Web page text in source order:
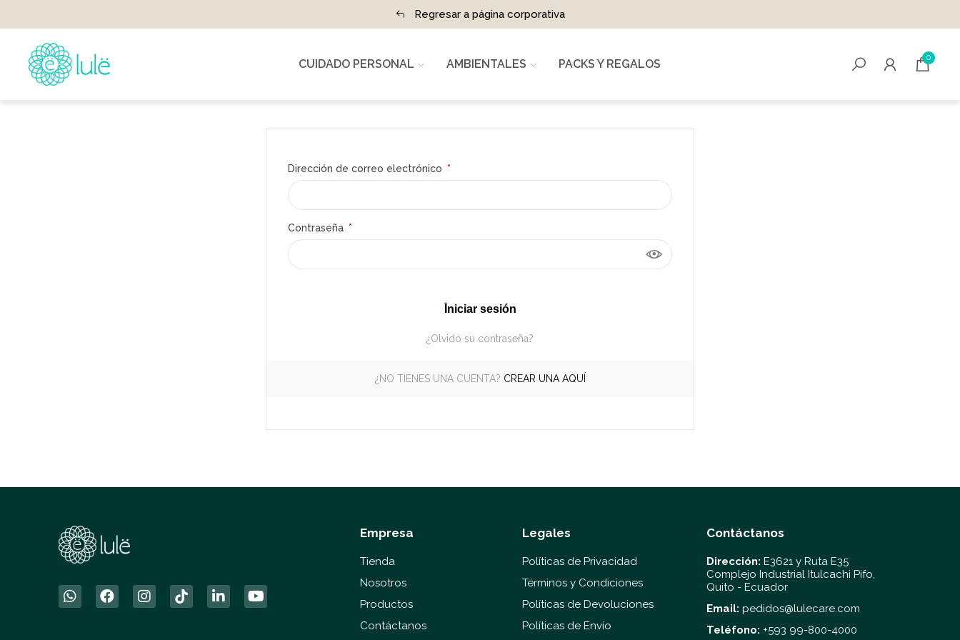
Regresar a página corporativa
CUIDADO PERSONAL AMBIENTALES PACKS Y REGALOS 0
Dirección de correo electrónico
Contraseña
Iniciar sesión
¿Olvidó su contraseña?
¿NO TIENES UNA CUENTA? CREAR UNA AQUÍ
Empresa
Tienda
Nosotros
Productos
Contáctanos
Legales
Políticas de Privacidad
Términos y Condiciones
Políticas de Devoluciones
Políticas de Envío
Contáctanos
Dirección: E3621 y Ruta E35
Complejo Industrial Itulcachi Pifo,
Quito - Ecuador
Email: pedidos@lulecare.com
Teléfono: +593 99-800-4000